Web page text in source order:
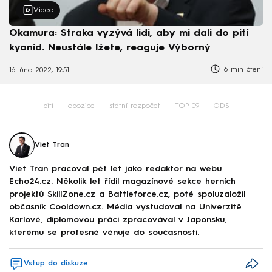
Video
Okamura: Straka vyzývá lidi, aby mi dali do pití
kyanid. Neustále lžete, reaguje Výborný
16. úno 2022, 19:51 6 min čtení
pití opozice státní rozpočet TOP 09 ODS
Viet Tran
Viet Tran pracoval pět let jako redaktor na webu
Echo24.cz. Několik let řídil magazínové sekce herních
projektů SkillZone.cz a Battleforce.cz, poté spoluzaložil
občasník Cooldown.cz. Média vystudoval na Univerzitě
Karlově, diplomovou práci zpracovával v Japonsku,
kterému se profesně věnuje do současnosti.
Vstup do diskuze